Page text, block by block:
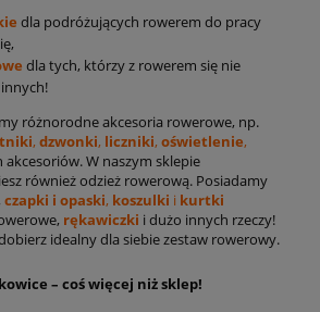
dla podróżujących rowerem do pracy
dla tych, którzy z rowerem się nie
różnorodne akcesoria rowerowe, np.
, dzwonki, liczniki, oświetlenie,
akcesoriów. W naszym sklepie
również odzież rowerową. Posiadamy
czapki i opaski, koszulki i kurtki
rękawiczki i dużo innych rzeczy!
idealny dla siebie zestaw rowerowy.
– coś więcej niż sklep!